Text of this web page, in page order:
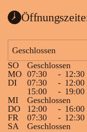
Geschlossen
SO
Geschlossen
MO 07:30 - 12:30
DI
07:30 - 12:00
15:00
- 19:00
MI
Geschlossen
DO
12:00 - 16:00
FR
07:30 - 12:30
SA
Geschlossen